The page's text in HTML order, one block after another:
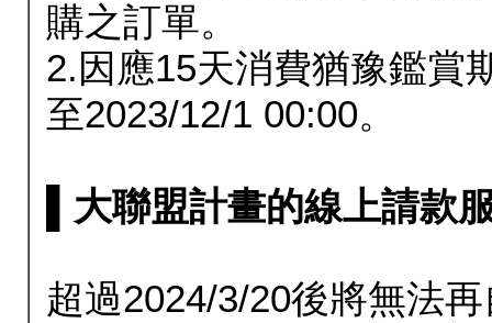
購之訂單。
2.因應15天消費猶豫鑑賞
至2023/12/1 00:00。
▌大聯盟計畫的線上請款
超過2024/3/20後將無法